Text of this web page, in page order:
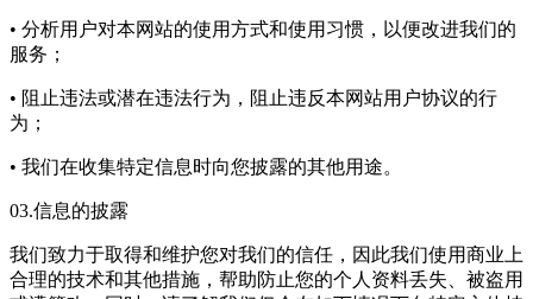
• 分析用户对本网站的使用方式和使用习惯，以便改进我们的
服务；
• 阻止违法或潜在违法行为，阻止违反本网站用户协议的行
为；
• 我们在收集特定信息时向您披露的其他用途。
03.信息的披露
我们致力于取得和维护您对我们的信任，因此我们使用商业上
合理的技术和其他措施，帮助防止您的个人资料丢失、被盗用